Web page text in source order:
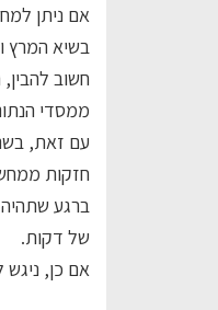
בשיא המרץ
ממסדי
עם זאת,
חזקות
ברגע שתהיה
של דקות.
אם כן, ניגש